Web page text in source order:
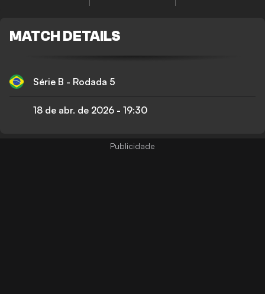
MATCH DETAILS
Série B - Rodada 5
18 de abr. de 2026 - 19:30